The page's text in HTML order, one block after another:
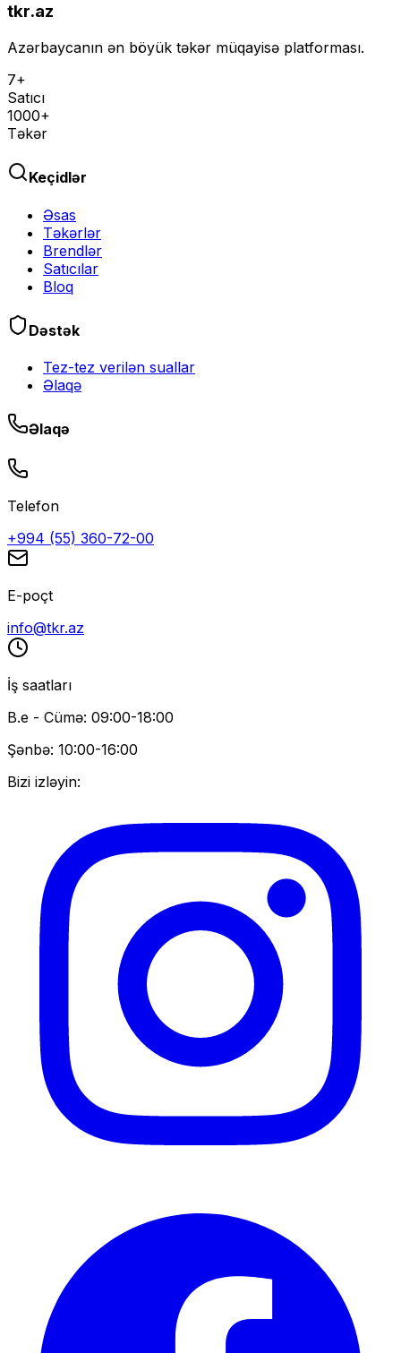
tkr.az
Azərbaycanın ən böyük təkər müqayisə platforması.
7+
Satıcı
1000+
Təkər
Keçidlər
Əsas
Təkərlər
Brendlər
Satıcılar
Bloq
Dəstək
Tez-tez verilən suallar
Əlaqə
Əlaqə
Telefon
+994 (55) 360-72-00
E-poçt
info@tkr.az
İş saatları
B.e - Cümə: 09:00-18:00
Şənbə: 10:00-16:00
Bizi izləyin: